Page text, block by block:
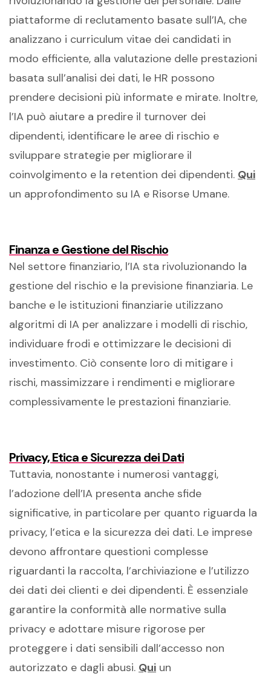
piattaforme di reclutamento basate sull’IA, che
analizzano i curriculum vitae dei candidati in
modo efficiente, alla valutazione delle prestazioni
basata sull’analisi dei dati, le HR possono
prendere decisioni più informate e mirate. Inoltre,
l’IA può aiutare a predire il turnover dei
dipendenti, identificare le aree di rischio e
sviluppare strategie per migliorare il
coinvolgimento e la retention dei dipendenti. Qui
un approfondimento su IA e Risorse Umane.
Finanza e Gestione del Rischio
Nel settore finanziario, l’IA sta rivoluzionando la
gestione del rischio e la previsione finanziaria. Le
banche e le istituzioni finanziarie utilizzano
algoritmi di IA per analizzare i modelli di rischio,
individuare frodi e ottimizzare le decisioni di
investimento. Ciò consente loro di mitigare i
rischi, massimizzare i rendimenti e migliorare
complessivamente le prestazioni finanziarie.
Privacy, Etica e Sicurezza dei Dati
Tuttavia, nonostante i numerosi vantaggi,
l’adozione dell’IA presenta anche sfide
significative, in particolare per quanto riguarda la
privacy, l’etica e la sicurezza dei dati. Le imprese
devono affrontare questioni complesse
riguardanti la raccolta, l’archiviazione e l’utilizzo
dei dati dei clienti e dei dipendenti. È essenziale
garantire la conformità alle normative sulla
privacy e adottare misure rigorose per
proteggere i dati sensibili dall’accesso non
autorizzato e dagli abusi. Qui un